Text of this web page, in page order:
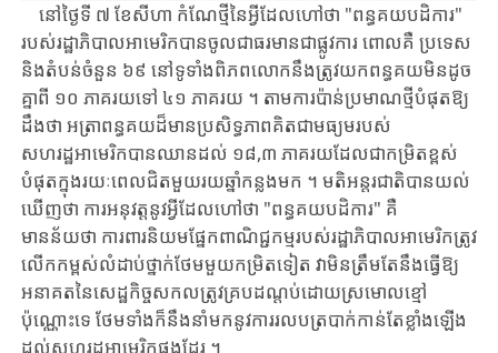
នៅថ្ងៃទី ​៧ ​ខែសីហា ​កំណែថ្មីនៃ​អ្វីដែលហៅថា ​"ពន្ធគយបដិការ"​
របស់​រដ្ឋាភិបាល​អាមេរិក​បានចូលជាធរមានជាផ្លូវការ ​ពោលគឺ ​ប្រទេស​
និងតំបន់ចំនួន ​៦៩ ​នៅទូទាំង​ពិភព​លោក​នឹង​ត្រូវ​យក​ពន្ធគយមិន​ដូច
គ្នា​ពី ​១០ ​ភាគរយ​ទៅ ​៤១ ​ភាគរយ ​។ ​តាម​ការ​ប៉ាន់ប្រមាណ​ថ្មី​បំផុត​ឱ្យ​
ដឹង​ថា ​អត្រាពន្ធគយ​ដ៏មានប្រសិទ្ធភាព​គិតជាមធ្យម​របស់​
សហរដ្ឋអាមេរិក​បាន​ឈាន​ដល់ ​១៨,៣ ​ភាគរយ​ដែលជាកម្រិតខ្ពស់
បំផុត​ក្នុងរយៈពេលជិតមួយរយឆ្នាំកន្លងមក ​។ ​មតិ​អន្តរជាតិ​បានយល់
ឃើញថា ​ការអនុវត្តនូវអ្វីដែលហៅថា ​"ពន្ធគយបដិការ" ​គឺ ​
មានន័យថា ​ការ​ពារនិយមផ្នែកពាណិជ្ជកម្ម​របស់​រដ្ឋាភិបាល​អាមេរិកត្រូវ​
លើកកម្ពស់​លំដាប់​ថ្នាក់​ថែមមួយ​កម្រិតទៀត​ ​វា​មិនត្រឹមតែ​នឹង​ធ្វើឱ្យ
អនាគតនៃសេដ្ឋកិច្ចសកលត្រូវ​គ្របដណ្តប់​ដោយស្រ​មោល​ខ្មៅ​
ប៉ុណ្ណោះ​ទេ ​ថែមទាំង​ក៏​នឹង​នាំមកនូវ​ការរលបត្របាក់​កាន់តែខ្លាំងឡើង​
ដល់​សហរដ្ឋ​អាមេរិក​ផង​ដែរ ​។